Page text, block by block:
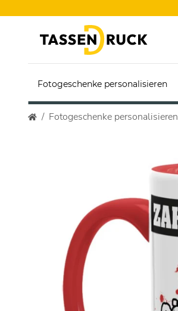
Fotogeschenke personalisieren
Fotogeschenke personalisieren